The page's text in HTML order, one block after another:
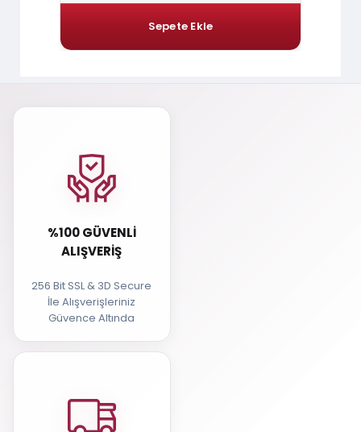
%100 GÜVENLI
ALIŞVERIŞ
256 Bit SSL & 3D Secure
İle Alışverişleriniz
Güvence Altında